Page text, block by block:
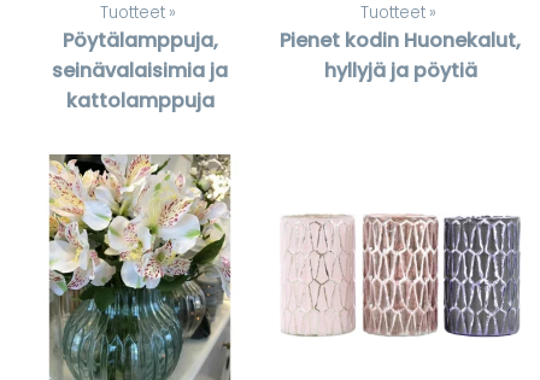
Tuotteet ‪»
Pöytälamppuja,
seinävalaisimia ja
kattolamppuja
Tuotteet ‪»
Pienet kodin Huonekalut,
hyllyjä ja pöytiä